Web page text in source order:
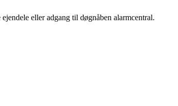
eller adgang til døgnåben alarmcentral.